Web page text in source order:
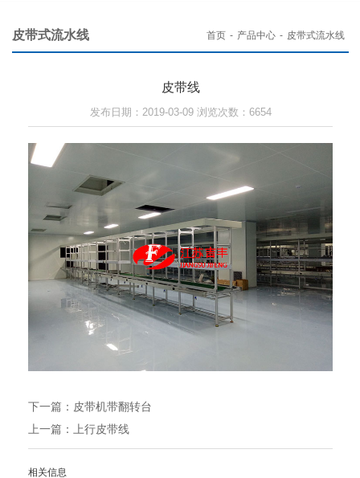
首页 - 产品中心 - 皮带式流水线
皮带式流水线
皮带线
发布日期：2019-03-09 浏览次数：6654
下一篇： 皮带机带翻转台
上一篇：
上行皮带线
相关信息